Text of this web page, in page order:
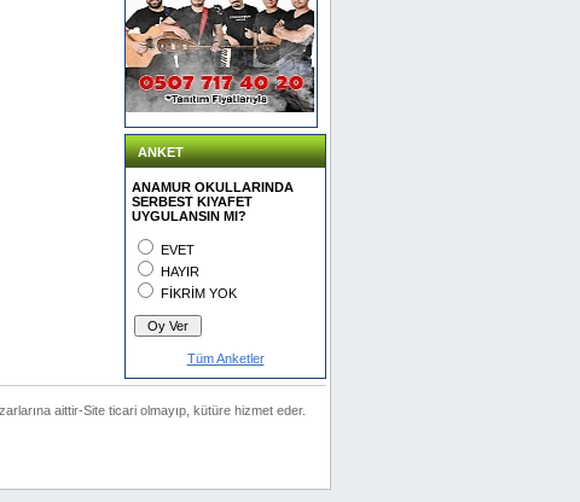
ANKET
ANAMUR OKULLARINDA
SERBEST KIYAFET
UYGULANSIN MI?
EVET
HAYIR
FİKRİM YOK
Tüm Anketler
aittir-Site ticari olmayıp, kütüre hizmet eder.